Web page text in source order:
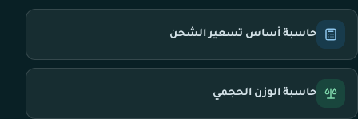
حاسبة أساس تسعير الشحن
حاسبة الوزن الحجمي